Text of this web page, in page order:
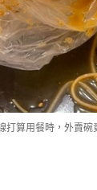
算用餐時，外賣